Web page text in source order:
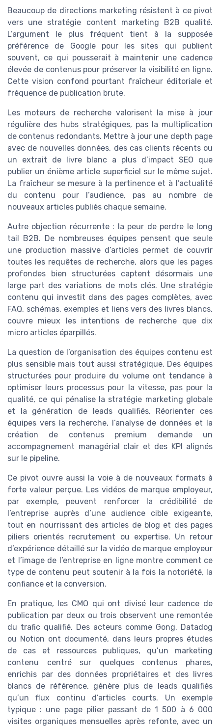
Beaucoup de directions marketing résistent à ce pivot
vers une stratégie content marketing B2B qualité.
L’argument le plus fréquent tient à la supposée
préférence de Google pour les sites qui publient
souvent, ce qui pousserait à maintenir une cadence
élevée de contenus pour préserver la visibilité en ligne.
Cette vision confond pourtant fraîcheur éditoriale et
fréquence de publication brute.
Les moteurs de recherche valorisent la mise à jour
régulière des hubs stratégiques, pas la multiplication
de contenus redondants. Mettre à jour une depth page
avec de nouvelles données, des cas clients récents ou
un extrait de livre blanc a plus d’impact SEO que
publier un énième article superficiel sur le même sujet.
La fraîcheur se mesure à la pertinence et à l’actualité
du contenu pour l’audience, pas au nombre de
nouveaux articles publiés chaque semaine.
Autre objection récurrente : la peur de perdre le long
tail B2B. De nombreuses équipes pensent que seule
une production massive d’articles permet de couvrir
toutes les requêtes de recherche, alors que les pages
profondes bien structurées captent désormais une
large part des variations de mots clés. Une stratégie
contenu qui investit dans des pages complètes, avec
FAQ, schémas, exemples et liens vers des livres blancs,
couvre mieux les intentions de recherche que dix
micro articles éparpillés.
La question de l’organisation des équipes contenu est
plus sensible mais tout aussi stratégique. Des équipes
structurées pour produire du volume ont tendance à
optimiser leurs processus pour la vitesse, pas pour la
qualité, ce qui pénalise la stratégie marketing globale
et la génération de leads qualifiés. Réorienter ces
équipes vers la recherche, l’analyse de données et la
création de contenus premium demande un
accompagnement managérial clair et des KPI alignés
sur le pipeline.
Ce pivot ouvre aussi la voie à de nouveaux formats à
forte valeur perçue. Les vidéos de marque employeur,
par exemple, peuvent renforcer la crédibilité de
l’entreprise auprès d’une audience cible exigeante,
tout en nourrissant des articles de blog et des pages
piliers orientés recrutement ou expertise. Un retour
d’expérience détaillé sur la vidéo de marque employeur
et l’image de l’entreprise en ligne montre comment ce
type de contenu peut soutenir à la fois la notoriété, la
confiance et la conversion.
En pratique, les CMO qui ont divisé leur cadence de
publication par deux ou trois observent une remontée
du trafic qualifié. Des acteurs comme Gong, Datadog
ou Notion ont documenté, dans leurs propres études
de cas et ressources publiques, qu’un marketing
contenu centré sur quelques contenus phares,
enrichis par des données propriétaires et des livres
blancs de référence, génère plus de leads qualifiés
qu’un flux continu d’articles courts. Un exemple
typique : une page pilier passant de 1 500 à 6 000
visites organiques mensuelles après refonte, avec un